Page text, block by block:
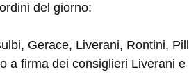
del giorno:
Gerace, Liverani, Rontini,
a firma dei consiglieri Liverani e